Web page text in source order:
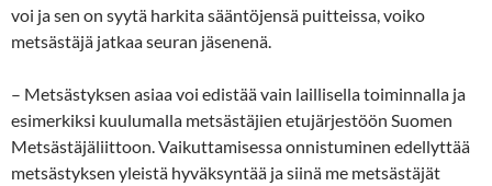
voi ja sen on syytä harkita sääntöjensä puitteissa, voiko
metsästäjä jatkaa seuran jäsenenä.
– Metsästyksen asiaa voi edistää vain laillisella toiminnalla ja
esimerkiksi kuulumalla metsästäjien etujärjestöön Suomen
Metsästäjäliittoon. Vaikuttamisessa onnistuminen edellyttää
metsästyksen yleistä hyväksyntää ja siinä me metsästäjät